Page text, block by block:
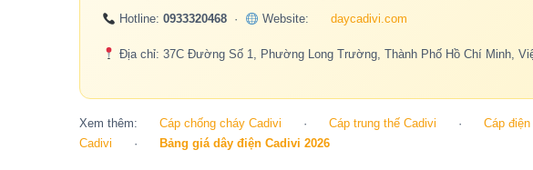
Hotline: 0933320468· Website: daycadivi.com
Địa chỉ: 37C Đường Số 1, Phường Long Trường, Thành Phố Hồ Chí Minh,
Xem thêm: Cáp chống cháy Cadivi · Cáp trung thế Cadivi · Cáp
Cadivi
· Bảng giá dây điện Cadivi 2026